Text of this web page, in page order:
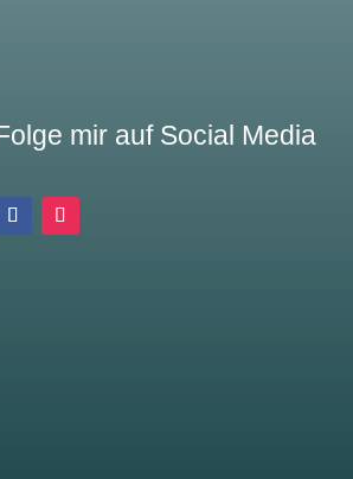
mir auf Social Media